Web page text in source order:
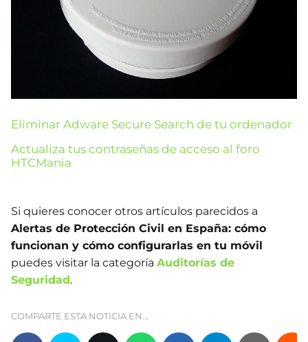
Eliminar Adware Secure Search de tu ordenador
Actualiza tus contraseñas de acceso al foro
HTCMania
Si quieres conocer otros artículos parecidos a
Alertas de Protección Civil en España: cómo
funcionan y cómo configurarlas en tu móvil
puedes visitar la categoría Auditorías de
Seguridad.
COMPARTE ESTA NOTICIA EN...